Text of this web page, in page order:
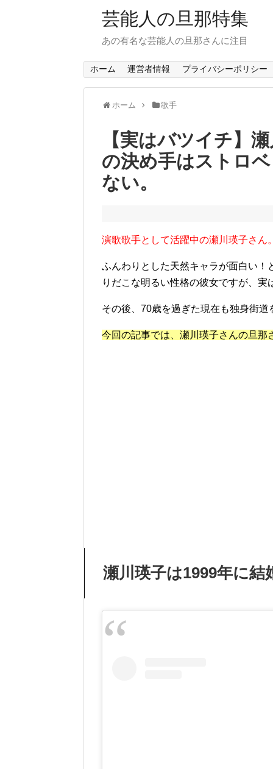
芸能人の旦那特集
あの有名な芸能人の旦那さんに注目
ホーム 運営者情報 プライバシーポリシー
ホーム 歌手
【実はバツイチ】
の決め手はストロ
ない。
演歌歌手として活躍中の瀬川瑛子さん
ふんわりとした天然キャラが面白い
りだこな明るい性格の彼女ですが、 実
その後、70歳を過ぎた現在も独身街
今回の記事では、 瀬川瑛子さんの旦那
瀬川瑛子は1999年に結